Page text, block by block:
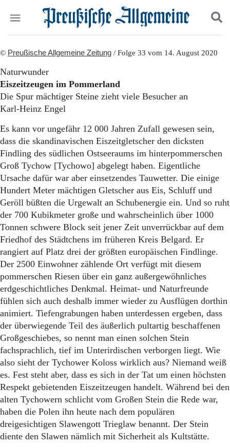
Start
Wer wir sind
Aktuelle Ausgabe
Abonnenten-Login
Abonnent werden
Abo Prämien
Archiv
Mediadaten
Politik
Panorama
Gesellschaft
Ostpreußen
Pommern
Berlin-Brandenburg
Schlesien
Danzig und Westpreußen
Bücher
Kontakt
Impressum
Datenschutz
Suchen und finden
© Preußische Allgemeine Zeitung / Folge 33 vom 14. August 2020
Naturwunder
Eiszeitzeugen im Pommerland
Die Spur mächtiger Steine zieht viele Besucher an
Karl-Heinz Engel
Es kann vor ungefähr 12 000 Jahren Zufall gewesen sein,
dass die skandinavischen Eiszeitgletscher den dicksten
Findling des südlichen Ostseeraums im hinterpommerschen
Groß Tychow [Tychowo] abgelegt haben. Eigentliche
Ursache dafür war aber einsetzendes Tauwetter. Die einige
Hundert Meter mächtigen Gletscher aus Eis, Schluff und
Geröll büßten die Urgewalt an Schubenergie ein. Und so ruht
der 700 Kubikmeter große und wahrscheinlich über 1000
Tonnen schwere Block seit jener Zeit unverrückbar auf dem
Friedhof des Städtchens im früheren Kreis Belgard. Er
rangiert auf Platz drei der größten europäischen Findlinge.
Der 2500 Einwohner zählende Ort verfügt mit diesem
pommerschen Riesen über ein ganz außergewöhnliches
erdgeschichtliches Denkmal. Heimat- und Naturfreunde
fühlen sich auch deshalb immer wieder zu Ausflügen dorthin
animiert. Tiefengrabungen haben unterdessen ergeben, dass
der überwiegende Teil des äußerlich pultartig beschaffenen
Großgeschiebes, so nennt man einen solchen Stein
fachsprachlich, tief im Unterirdischen verborgen liegt. Wie
also sieht der Tychower Koloss wirklich aus? Niemand weiß
es. Fest steht aber, dass es sich in der Tat um einen höchsten
Respekt gebietenden Eiszeitzeugen handelt. Während bei den
alten Tychowern schlicht vom Großen Stein die Rede war,
haben die Polen ihn heute nach dem populären
dreigesichtigen Slawengott Trieglaw benannt. Der Stein
diente den Slawen nämlich mit Sicherheit als Kultstätte.